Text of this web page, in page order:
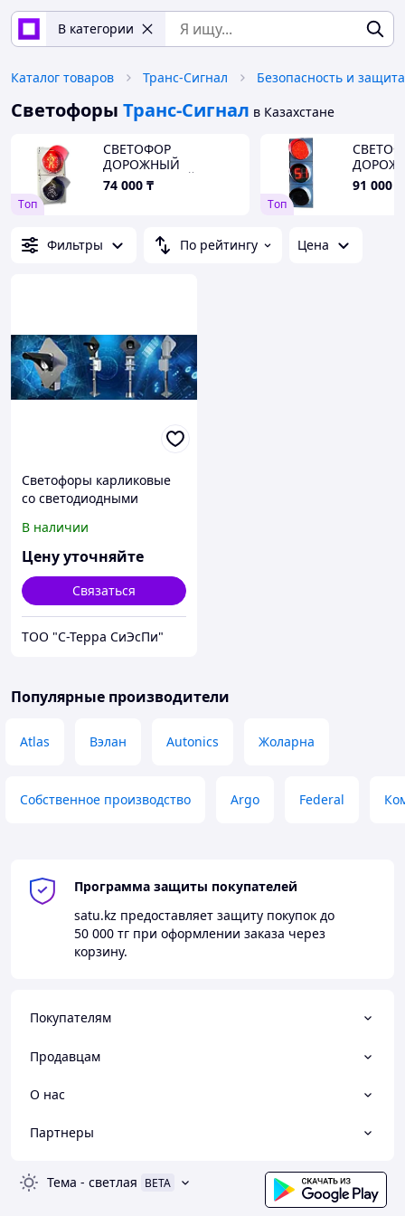
В категории
Каталог товаров Транс-Сигнал Безопасность и защита
Светофоры Транс-Сигнал в Казахстане
Tоп
СВЕТОФОР
ДОРОЖНЫЙ
ПЕШЕХОДНЫЙ (П.1.1
С ТВАЗ)
74 000 ₸
Tоп
ТООВ
91 000
Фильтры По рейтингу Цена
Светофоры карликовые
со светодиодными
системами в корпусах
В наличии
Цену уточняйте
Связаться
ТОО "С-Терра СиЭсПи"
Популярные производители
Atlas Вэлан Autonics Жоларна
Собственное производство Argo Federal
Программа защиты покупателей
satu.kz предоставляет защиту покупок до
50 000 тг при оформлении заказа через
корзину.
Покупателям
Продавцам
О нас
Партнеры
Тема - светлая BETA